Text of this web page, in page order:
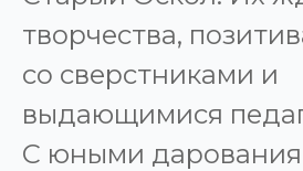
творчества,
со сверстниками и
выдающимися
С юными